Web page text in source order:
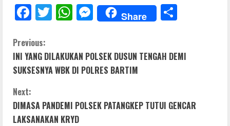
F
e
b
o
k
T
er
W
s
A
p
M
e
e
n
er
Share
e
C
o
n
t
Previous:
INI YANG DILAKUKAN POLSEK DUSUN TENGAH DEMI
SUKSESNYA WBK DI POLRES BARTIM
Next:
DIMASA PANDEMI POLSEK PATANGKEP TUTUI GENCAR
LAKSANAKAN KRYD